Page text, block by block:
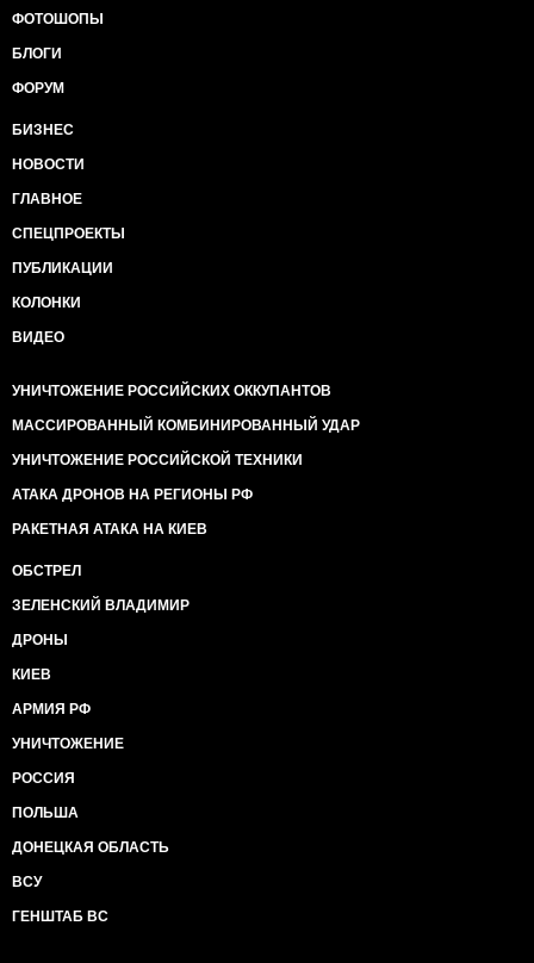
ФОТОШОПЫ
БЛОГИ
ФОРУМ
БИЗНЕС
НОВОСТИ
ГЛАВНОЕ
СПЕЦПРОЕКТЫ
ПУБЛИКАЦИИ
КОЛОНКИ
ВИДЕО
УНИЧТОЖЕНИЕ РОССИЙСКИХ ОККУПАНТОВ
МАССИРОВАННЫЙ КОМБИНИРОВАННЫЙ УДАР
УНИЧТОЖЕНИЕ РОССИЙСКОЙ ТЕХНИКИ
АТАКА ДРОНОВ НА РЕГИОНЫ РФ
РАКЕТНАЯ АТАКА НА КИЕВ
ОБСТРЕЛ
ЗЕЛЕНСКИЙ ВЛАДИМИР
ДРОНЫ
КИЕВ
АРМИЯ РФ
УНИЧТОЖЕНИЕ
РОССИЯ
ПОЛЬША
ДОНЕЦКАЯ ОБЛАСТЬ
ВСУ
ГЕНШТАБ ВС